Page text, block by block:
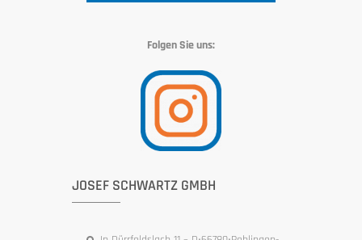
Folgen Sie uns:
JOSEF SCHWARTZ GMBH